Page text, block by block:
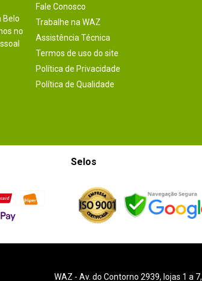
Belo
no
Fale Conosco
Trabalhe na WAZ
Assistência Técnica
Termos de uso do site
Política de Privacidade
Política de Qualidade
Selos
WAZ - Av. do Contorno 2939, lojas 1 a 7,